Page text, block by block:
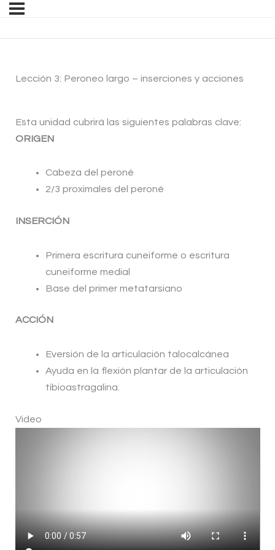
Lección 3: Peroneo largo – inserciones y acciones
Esta unidad cubrirá las siguientes palabras clave:
ORIGEN
Cabeza del peroné
2/3 proximales del peroné
INSERCIÓN
Primera escritura cuneiforme o escritura
cuneiforme medial
Base del primer metatarsiano
ACCIÓN
Eversión de la articulación talocalcánea
Ayuda en la flexión plantar de la articulación
tibioastragalina.
Video